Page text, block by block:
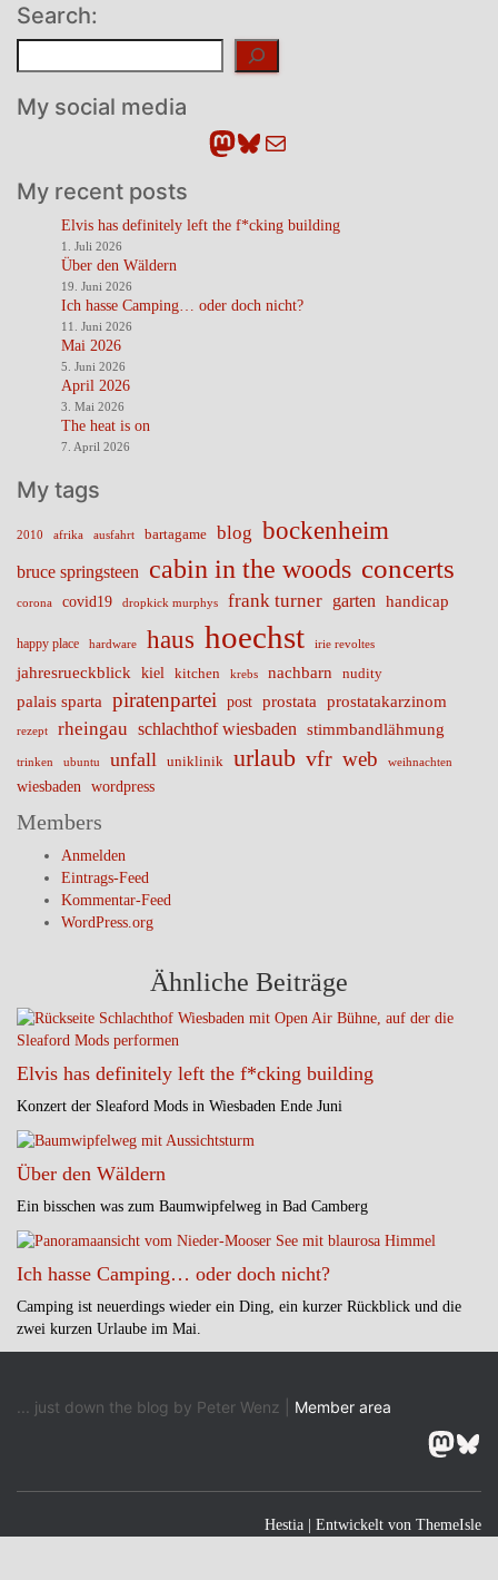
Search:
My social media
Mastodon
Bluesky
E-Mail
My recent posts
Elvis has definitely left the f*cking building
1. Juli 2026
Über den Wäldern
19. Juni 2026
Ich hasse Camping… oder doch nicht?
11. Juni 2026
Mai 2026
5. Juni 2026
April 2026
3. Mai 2026
The heat is on
7. April 2026
My tags
2010 afrika ausfahrt bartagame blog bockenheim
bruce springsteen cabin in the woods concerts
corona covid19 dropkick murphys frank turner garten handicap
happy place hardware haus hoechst irie revoltes
jahresrueckblick kiel kitchen krebs nachbarn nudity
palais sparta piratenpartei post prostata prostatakarzinom
rezept rheingau schlachthof wiesbaden stimmbandlähmung
trinken ubuntu unfall uniklinik urlaub vfr web weihnachten
wiesbaden wordpress
Members
Anmelden
Eintrags-Feed
Kommentar-Feed
WordPress.org
Ähnliche Beiträge
Elvis has definitely left the f*cking building
Konzert der Sleaford Mods in Wiesbaden Ende Juni
Über den Wäldern
Ein bisschen was zum Baumwipfelweg in Bad Camberg
Ich hasse Camping… oder doch nicht?
Camping ist neuerdings wieder ein Ding, ein kurzer Rückblick und die
zwei kurzen Urlaube im Mai.
... just down the blog by Peter Wenz | Member area
Hestia | Entwickelt von ThemeIsle